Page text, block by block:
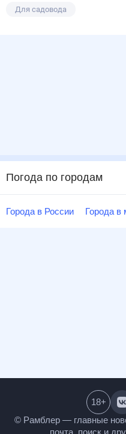
Для садовода
Погода по городам
Города в России Города в
© Рамблер —
18+